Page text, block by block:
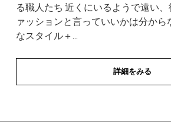
る職人たち 近くにいるようで遠い
ァッションと言っていいかは分か
なスタイル＋...
詳細をみる